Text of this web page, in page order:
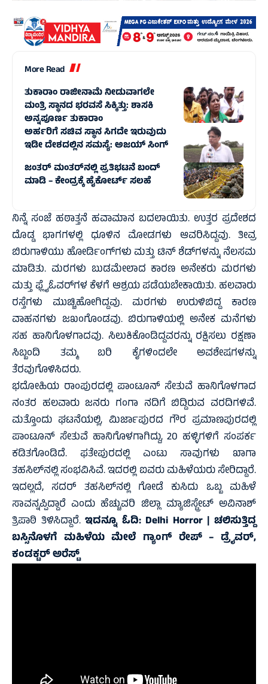
More Read
ತುಕಾರಾಂ ರಾಜೀನಾಮೆ ನೀಡುವಾಗಲೇ
ಮಂತ್ರಿ ಸ್ಥಾನದ ಭರವಸೆ ಸಿಕ್ಕಿತ್ತು: ಶಾಸಕಿ
ಅನ್ನಪೂರ್ಣ ತುಕಾರಾಂ
ಅರ್ಹರಿಗೆ ಸಚಿವ ಸ್ಥಾನ ಸಿಗದೇ ಇರುವುದು
ಇಡೀ ದೇಶದಲ್ಲಿನ ಸಮಸ್ಯೆ: ಅಜಯ್ ಸಿಂಗ್
ಜಂತರ್ ಮಂತರ್‌ನಲ್ಲಿ ಪ್ರತಿಭಟನೆ ಬಂದ್‌
ಮಾಡಿ – ಕೇಂದ್ರಕ್ಕೆ ಹೈಕೋರ್ಟ್‌ ಸಲಹೆ
ನಿನ್ನೆ ಸಂಜೆ ಹಠಾತ್ತನೆ ಹವಾಮಾನ ಬದಲಾಯಿತು. ಉತ್ತರ ಪ್ರದೇಶದ
ದೊಡ್ಡ ಭಾಗಗಳಲ್ಲಿ ಧೂಳಿನ ಮೋಡಗಳು ಆವರಿಸಿದ್ದವು. ತೀವ್ರ
ಬಿರುಗಾಳಿಯು ಹೋರ್ಡಿಂಗ್‌ಗಳು ಮತ್ತು ಟಿನ್ ಶೆಡ್‌ಗಳನ್ನು ನೆಲಸಮ
ಮಾಡಿತು. ಮರಗಳು ಬುಡಮೇಲಾದ ಕಾರಣ ಅನೇಕರು ಮರಗಳು
ಮತ್ತು ಫ್ಲೈಓವರ್‌ಗಳ ಕೆಳಗೆ ಆಶ್ರಯ ಪಡೆಯಬೇಕಾಯಿತು. ಹಲವಾರು
ರಸ್ತೆಗಳು ಮುಚ್ಚಿಹೋಗಿದ್ದವು. ಮರಗಳು ಉರುಳಿಬಿದ್ದ ಕಾರಣ
ವಾಹನಗಳು ಜಖಂಗೊಂಡವು. ಬಿರುಗಾಳಿಯಲ್ಲಿ ಅನೇಕ ಮನೆಗಳು
ಸಹ ಹಾನಿಗೊಳಗಾದವು. ಸಿಲುಕಿಕೊಂಡಿದ್ದವರನ್ನು ರಕ್ಷಿಸಲು ರಕ್ಷಣಾ
ಸಿಬ್ಬಂದಿ ತಮ್ಮ ಬರಿ ಕೈಗಳಿಂದಲೇ ಅವಶೇಷಗಳನ್ನು
ತೆರವುಗೊಳಿಸಿದರು.
ಭದೋಹಿಯ ರಾಂಪುರದಲ್ಲಿ ಪಾಂಟೂನ್ ಸೇತುವೆ ಹಾನಿಗೊಳಗಾದ
ನಂತರ ಹಲವಾರು ಜನರು ಗಂಗಾ ನದಿಗೆ ಬಿದ್ದಿರುವ ವರದಿಗಳಿವೆ.
ಮತ್ತೊಂದು ಘಟನೆಯಲ್ಲಿ, ಮಿರ್ಜಾಪುರದ ಗೌರ ಪ್ರಮಾಣಪುರದಲ್ಲಿ
ಪಾಂಟೂನ್ ಸೇತುವೆ ಹಾನಿಗೊಳಗಾಗಿದ್ದು, 20 ಹಳ್ಳಿಗಳಿಗೆ ಸಂಪರ್ಕ
ಕಡಿತಗೊಂಡಿದೆ. ಫತೇಪುರದಲ್ಲಿ ಎಂಟು ಸಾವುಗಳು ಖಾಗಾ
ತಹಸಿಲ್‌ನಲ್ಲಿ ಸಂಭವಿಸಿವೆ. ಇದರಲ್ಲಿ ಐವರು ಮಹಿಳೆಯರು ಸೇರಿದ್ದಾರೆ.
ಇದಲ್ಲದೆ, ಸದರ್ ತಹಸಿಲ್‌ನಲ್ಲಿ ಗೋಡೆ ಕುಸಿದು ಒಬ್ಬ ಮಹಿಳೆ
ಸಾವನ್ನಪ್ಪಿದ್ದಾರೆ ಎಂದು ಹೆಚ್ಚುವರಿ ಜಿಲ್ಲಾ ಮ್ಯಾಜಿಸ್ಟ್ರೇಟ್ ಅವಿನಾಶ್
ತ್ರಿಪಾಠಿ ತಿಳಿಸಿದ್ದಾರೆ.ಇದನ್ನೂ ಓದಿ: Delhi Horror | ಚಲಿಸುತ್ತಿದ್ದ
ಬಸ್ಸಿನೊಳಗೆ ಮಹಿಳೆಯ ಮೇಲೆ ಗ್ಯಾಂಗ್ ರೇಪ್ – ಡ್ರೈವರ್,
ಕಂಡಕ್ಟರ್ ಅರೆಸ್ಟ್